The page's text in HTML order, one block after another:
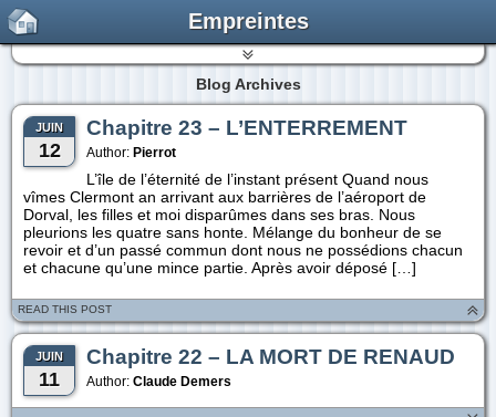
Empreintes
Blog Archives
JUIN
12
Chapitre 23 – L’ENTERREMENT
Author: Pierrot
L’île de l’éternité de l’instant présent Quand nous
vîmes Clermont an arrivant aux barrières de l’aéroport de
Dorval, les filles et moi disparûmes dans ses bras. Nous
pleurions les quatre sans honte. Mélange du bonheur de se
revoir et d’un passé commun dont nous ne possédions chacun
et chacune qu’une mince partie. Après avoir déposé […]
READ THIS POST
JUIN
11
Chapitre 22 – LA MORT DE RENAUD
Author: Claude Demers